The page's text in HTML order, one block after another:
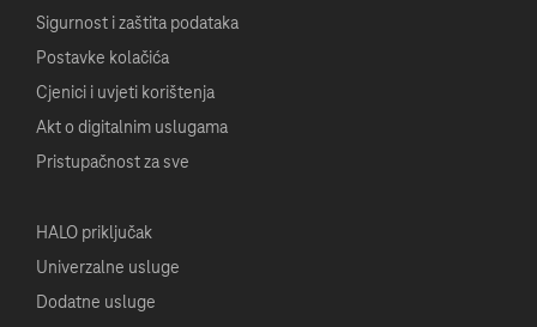
Sigurnost i zaštita podataka
Postavke kolačića
Cjenici i uvjeti korištenja
Akt o digitalnim uslugama
Pristupačnost za sve
HALO priključak
Univerzalne usluge
Dodatne usluge